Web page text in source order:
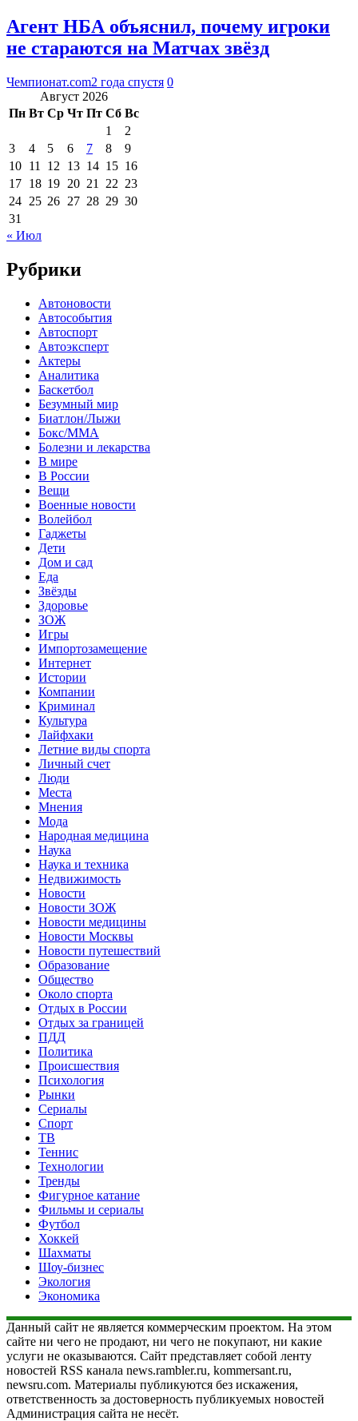
Агент НБА объяснил, почему игроки
не стараются на Матчах звёзд
Чемпионат.com2 года спустя 0
Август 2026
Пн Вт Ср Чт Пт Сб Вс
1
2
3
4 5 6 7 8
9
10 11 12 13 14 15 16
17 18 19 20 21 22 23
24 25 26 27 28 29 30
31
« Июл
Рубрики
Автоновости
Автособытия
Автоспорт
Автоэксперт
Актеры
Аналитика
Баскетбол
Безумный мир
Биатлон/Лыжи
Бокс/MMA
Болезни и лекарства
В мире
В России
Вещи
Военные новости
Волейбол
Гаджеты
Дети
Дом и сад
Еда
Звёзды
Здоровье
ЗОЖ
Игры
Импортозамещение
Интернет
Истории
Компании
Криминал
Культура
Лайфхаки
Летние виды спорта
Личный счет
Люди
Места
Мнения
Мода
Народная медицина
Наука
Наука и техника
Недвижимость
Новости
Новости ЗОЖ
Новости медицины
Новости Москвы
Новости путешествий
Образование
Общество
Около спорта
Отдых в России
Отдых за границей
ПДД
Политика
Происшествия
Психология
Рынки
Сериалы
Спорт
ТВ
Теннис
Технологии
Тренды
Фигурное катание
Фильмы и сериалы
Футбол
Хоккей
Шахматы
Шоу-бизнес
Экология
Экономика
Данный сайт не является коммерческим проектом. На этом
сайте ни чего не продают, ни чего не покупают, ни какие
услуги не оказываются. Сайт представляет собой ленту
новостей RSS канала news.rambler.ru, kommersant.ru,
newsru.com. Материалы публикуются без искажения,
ответственность за достоверность публикуемых новостей
Администрация сайта не несёт.